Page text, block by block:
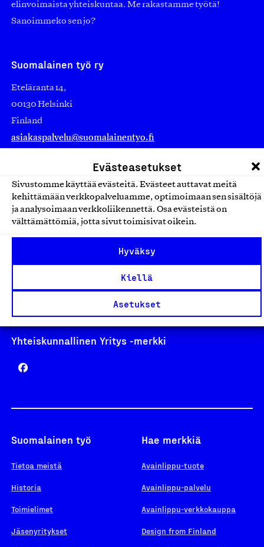
Evästeasetukset
Sivustomme käyttää evästeitä. Evästeet auttavat meitä
kehittämään verkkopalveluamme, optimoimaan sen sisältöjä
ja analysoimaan verkkoliikennettä. Osa evästeistä on
välttämättömiä, jotta sivut toimisivat oikein.
Hyväksy
Kiellä
Asetukset
elinvoimaista yhteiskuntaa. Me rakastamme työtä!
Sanoimmeko sen jo?
Suomalainen työ ry
Eteläranta 14,
00130 Helsinki
Finland
asiakaspalvelu@suomalainentyo.fi
Avainlippu
Yhteiskunnallinen Yritys -merkki
Suomalainen työ
Tietoa meistä
Historia
Toimielimet
Jäsenyritykset
Hae merkkiä
Avainlippu-tuote
Avainlippu-palvelu
Avainlippu-verkkokauppa
Design from Finland